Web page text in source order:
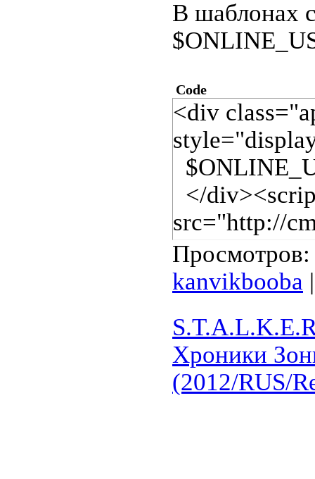
В шаблонах
Code
<div
</
src="http://
type="text/
&nb...
kanvikbooba
Хроники
(2012/RUS/